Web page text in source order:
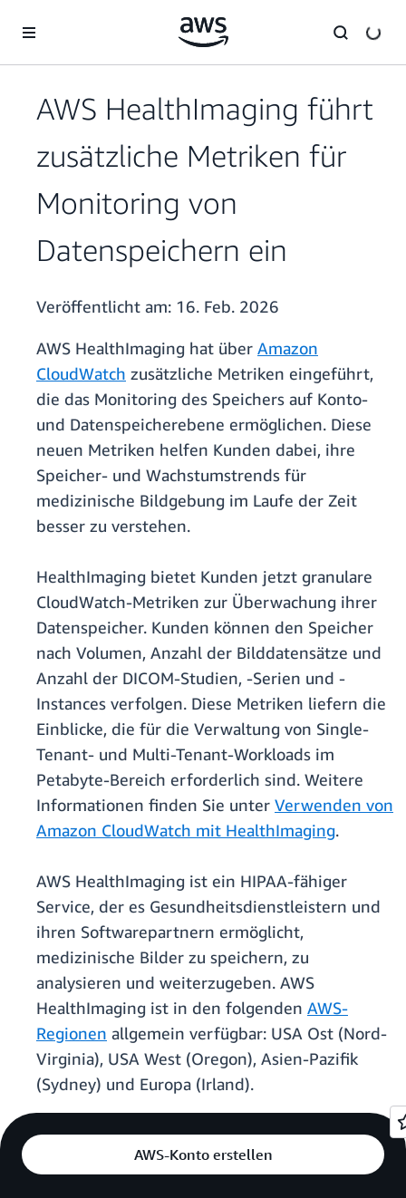
Überspringen zum Hauptinhalt
AWS HealthImaging führt
zusätzliche Metriken für
Monitoring von
Datenspeichern ein
Veröffentlicht am: 16. Feb. 2026
AWS HealthImaging hat über Amazon
CloudWatch zusätzliche Metriken eingeführt,
die das Monitoring des Speichers auf Konto-
und Datenspeicherebene ermöglichen. Diese
neuen Metriken helfen Kunden dabei, ihre
Speicher- und Wachstumstrends für
medizinische Bildgebung im Laufe der Zeit
besser zu verstehen.
HealthImaging bietet Kunden jetzt granulare
CloudWatch-Metriken zur Überwachung ihrer
Datenspeicher. Kunden können den Speicher
nach Volumen, Anzahl der Bilddatensätze und
Anzahl der DICOM-Studien, -Serien und -
Instances verfolgen. Diese Metriken liefern die
Einblicke, die für die Verwaltung von Single-
Tenant- und Multi-Tenant-Workloads im
Petabyte-Bereich erforderlich sind. Weitere
Informationen finden Sie unter Verwenden von
Amazon CloudWatch mit HealthImaging.
AWS HealthImaging ist ein HIPAA-fähiger
Service, der es Gesundheitsdienstleistern und
ihren Softwarepartnern ermöglicht,
medizinische Bilder zu speichern, zu
analysieren und weiterzugeben. AWS
HealthImaging ist in den folgenden AWS-
Regionen allgemein verfügbar: USA Ost (Nord-
Virginia), USA West (Oregon), Asien-Pazifik
(Sydney) und Europa (Irland).
AWS-Konto erstellen